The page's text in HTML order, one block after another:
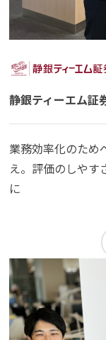
静銀ティーエム証
業務効率化のため
え。評価のしやす
に